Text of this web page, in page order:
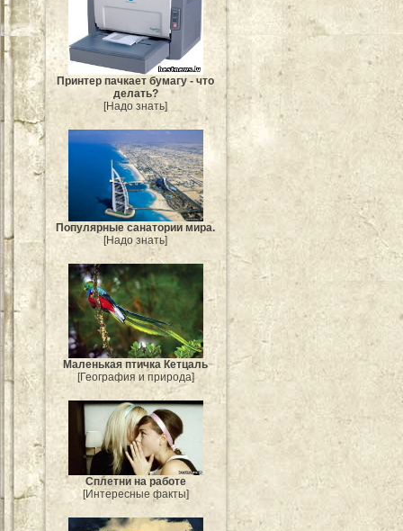
Принтер пачкает бумагу - что
делать?
[Надо знать]
Популярные санатории мира.
[Надо знать]
Маленькая птичка Кетцаль
[География и природа]
Сплетни на работе
[Интересные факты]